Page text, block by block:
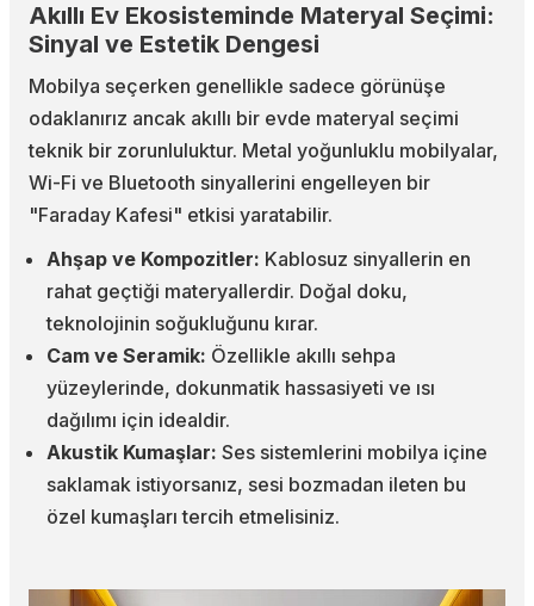
Akıllı Ev Ekosisteminde Materyal Seçimi:
Sinyal ve Estetik Dengesi
Mobilya seçerken genellikle sadece görünüşe
odaklanırız ancak akıllı bir evde materyal seçimi
teknik bir zorunluluktur. Metal yoğunluklu mobilyalar,
Wi-Fi ve Bluetooth sinyallerini engelleyen bir
"Faraday Kafesi" etkisi yaratabilir.
Ahşap ve Kompozitler: Kablosuz sinyallerin en
rahat geçtiği materyallerdir. Doğal doku,
teknolojinin soğukluğunu kırar.
Cam ve Seramik: Özellikle akıllı sehpa
yüzeylerinde, dokunmatik hassasiyeti ve ısı
dağılımı için idealdir.
Akustik Kumaşlar: Ses sistemlerini mobilya içine
saklamak istiyorsanız, sesi bozmadan ileten bu
özel kumaşları tercih etmelisiniz.